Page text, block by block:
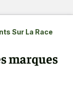
Sur La Race
marques